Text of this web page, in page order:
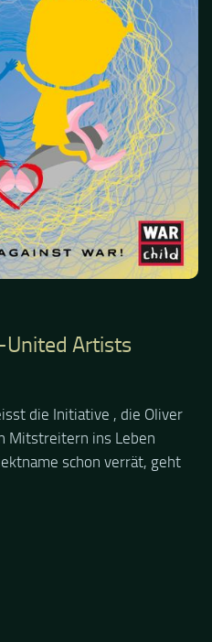
Artists
die Initiative , die Oliver
Mitstreitern ins Leben
schon verrät, geht